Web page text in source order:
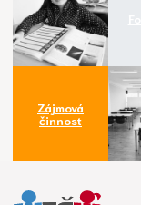
Zájmová
činnost